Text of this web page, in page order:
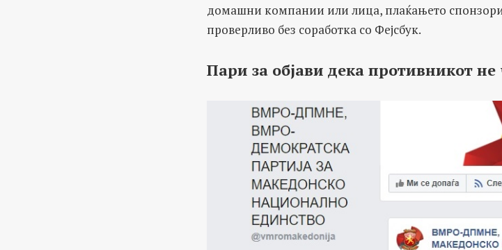
домашни компании или лица, плаќањето
проверливо без соработка со Фејсбук.
Пари за објави дека противникот